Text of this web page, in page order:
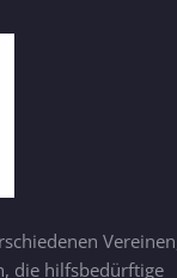
die hilfsbedürftige